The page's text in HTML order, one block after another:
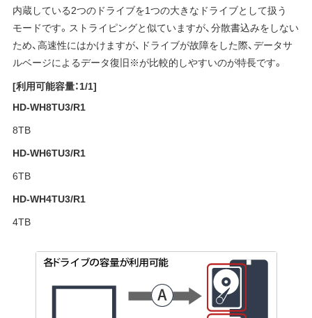
内蔵している2つのドライブを1つの大きなドライブとして扱う
モードです。ストライピングと似ていますが、分散書込みをしない
ため、高速性にはかけますが、ドライブが故障をした際、データサ
ルベージによるデータ復旧※が比較的しやすいのが特長です。
[利用可能容量：1/1]
HD-WH8TU3/R1
8TB
HD-WH6TU3/R1
6TB
HD-WH4TU3/R1
4TB